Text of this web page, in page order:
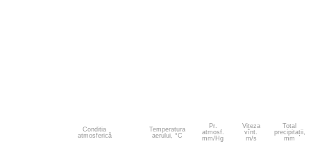
Conditia
atmosferică
Temperatura
aerului, °C
Pr.
atmosf.
mm/Hg
Viteza
vînt.
m/s
Total
precipitații,
mm